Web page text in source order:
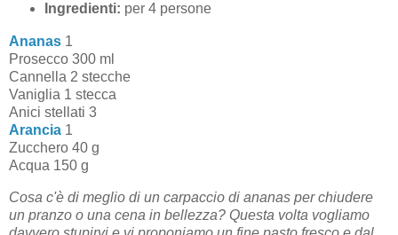
Ingredienti: per 4 persone
Ananas 1
Prosecco 300 ml
Cannella 2 stecche
Vaniglia 1 stecca
Anici stellati 3
Arancia 1
Zucchero 40 g
Acqua 150 g
Cosa c'è di meglio di un carpaccio di ananas per chiudere
un pranzo o una cena in bellezza? Questa volta vogliamo